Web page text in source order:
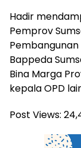
Hadir
Pemprov
Pembangunan
Bappeda
Bina Marga
kepala OPD
Post Views: